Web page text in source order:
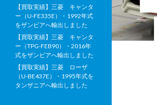
【買取実績】三菱 キャンタ
ー（U-FE335E）・1992年式
をザンビアへ輸出しました
【買取実績】三菱 キャンタ
ー（TPG-FEB90）・2016年
式をザンビアへ輸出しました
【買取実績】三菱 ローザ
（U-BE437E）・1995年式を
タンザニアへ輸出しました